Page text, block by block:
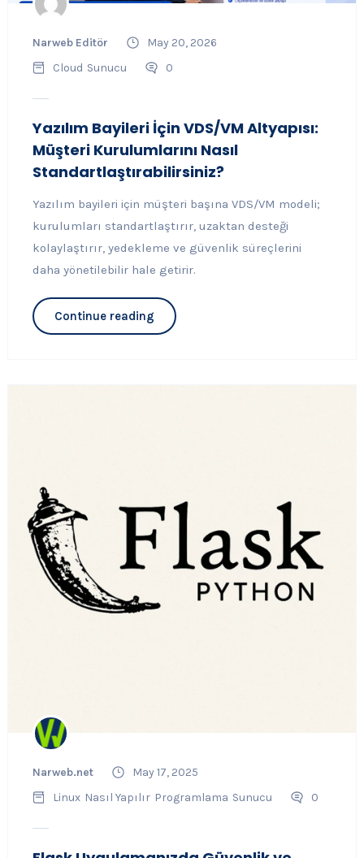
Narweb Editör
May 20, 2026
Cloud Sunucu 0
Yazılım Bayileri İçin VDS/VM Altyapısı:
Müşteri Kurulumlarını Nasıl
Standartlaştırabilirsiniz?
Yazılım bayileri için müşteri başına VDS/VM modeli;
kurulumları standartlaştırır, uzaktan desteği
kolaylaştırır, yedekleme ve güvenlik süreçlerini
daha yönetilebilir hale getirir.
Continue reading
Narweb.net
May 17, 2025
Linux Nasıl Yapılır Programlama Sunucu 0